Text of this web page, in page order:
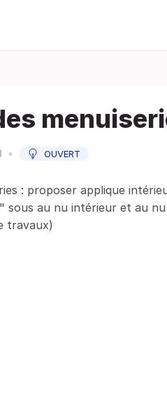
• OUVERT
: proposer applique
sous au nu intérieur et au
travaux)